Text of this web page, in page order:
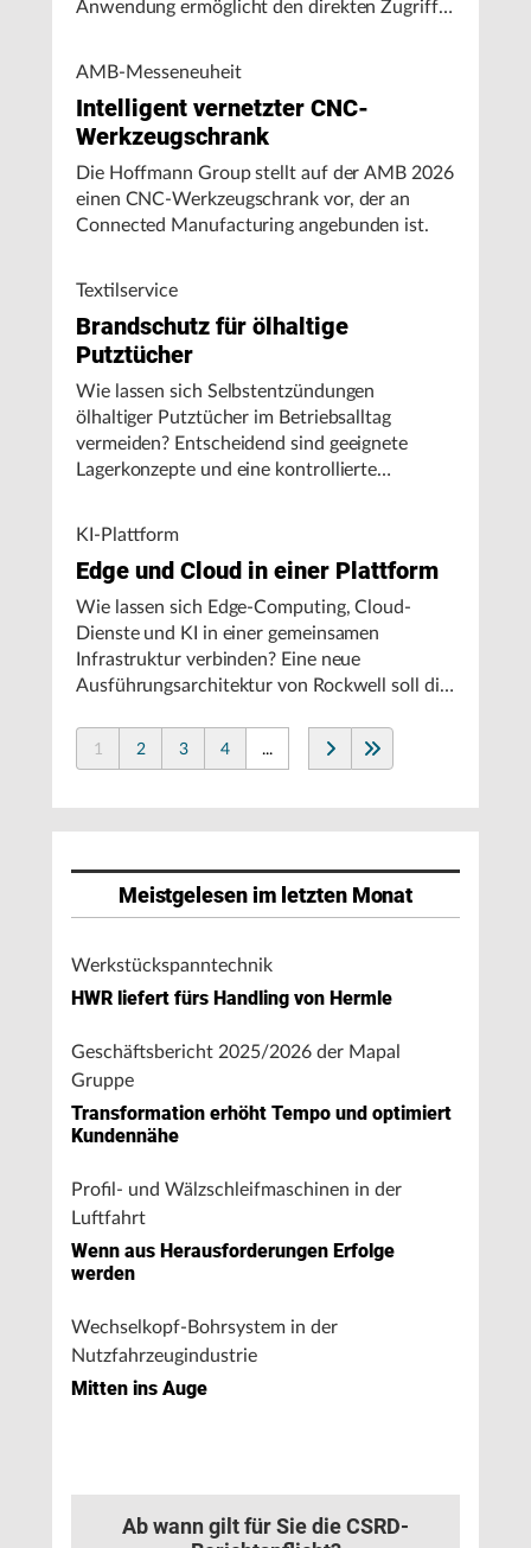
Anwendung ermöglicht den direkten Zugriff
Energieverbrauch.
AMB-Messeneuheit
Intelligent vernetzter CNC-
Werkzeugschrank
Die Hoffmann Group stellt auf der AMB 2026
einen CNC-Werkzeugschrank vor, der an
Connected Manufacturing angebunden ist.
Textilservice
Brandschutz für ölhaltige
Putztücher
Wie lassen sich Selbstentzündungen
ölhaltiger Putztücher im Betriebsalltag
vermeiden? Entscheidend sind geeignete
Lagerkonzepte und eine kontrollierte
KI-Plattform
Edge und Cloud in einer Plattform
Wie lassen sich Edge-Computing, Cloud-
Dienste und KI in einer gemeinsamen
Infrastruktur verbinden? Eine neue
Ausführungsarchitektur von Rockwell soll die
vereinfachen und den autonomen
Fertigungsbetrieb unterstützen.
1 2 3 4 ...
Meistgelesen im letzten Monat
Werkstückspanntechnik
HWR liefert fürs Handling von Hermle
Geschäftsbericht 2025/2026 der Mapal
Gruppe
Transformation erhöht Tempo und optimiert
Kundennähe
Profil- und Wälzschleifmaschinen in der
Luftfahrt
Wenn aus Herausforderungen Erfolge
werden
Wechselkopf-Bohrsystem in der
Nutzfahrzeugindustrie
Mitten ins Auge
Ab wann gilt für Sie die CSRD-